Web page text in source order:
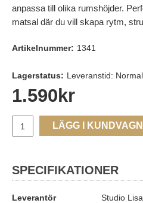
anpassa till olika rumshöjder.
matsal där du vill skapa rytm,
Artikelnummer: 1341
Lagerstatus: Leveranstid:
1.590 kr
LÄGG I KUNDVAGN
SPECIFIKATIONER
Leverantör Studio